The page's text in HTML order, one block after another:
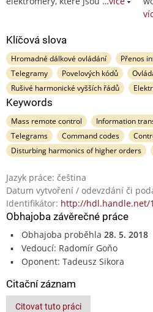
Klíčová slova
Hromadné dálkové ovládání Přenos
Telegramy
Povelových kódů
Rušivé harmonické vyšších řádů
Keywords
Mass remote control Information
Telegrams
Command codes
Disturbing harmonics of higher orders
Jazyk práce: čeština
Datum vytvoření / odevzdání či
Identifikátor: http://hdl.handle.net/
Obhajoba závěrečné práce
Obhajoba proběhla 28. 5. 2018
Vedoucí: Radomír Goňo
Oponent: Tadeusz Sikora
Citační záznam
Citovat tuto práci